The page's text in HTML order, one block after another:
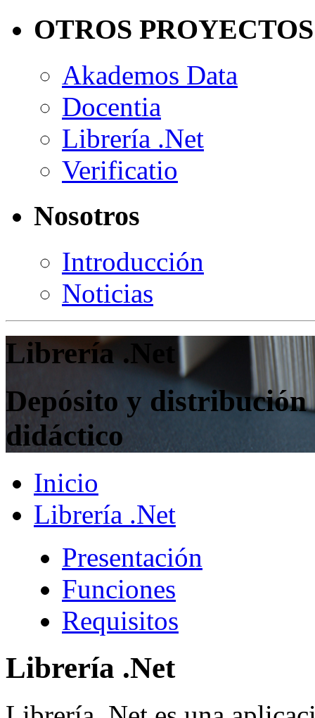
OTROS PROYECTOS
Akademos Data
Docentia
Librería .Net
Verificatio
Nosotros
Introducción
Noticias
Librería .Net
Depósito y
didáctico
Inicio
Librería .Net
Presentación
Funciones
Requisitos
Librería .Net